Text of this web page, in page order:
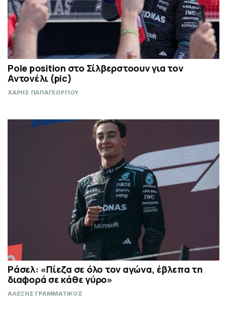
Pole position στο Σίλβερστοουν για τον
Αντονέλι (pic)
ΧΑΡΗΣ ΠΑΠΑΓΕΩΡΓΙΟΥ
Ράσελ: «Πίεζα σε όλο τον αγώνα, έβλεπα τη
διαφορά σε κάθε γύρο»
ΑΛΕΞΗΣ ΓΡΑΜΜΑΤΙΚΟΣ